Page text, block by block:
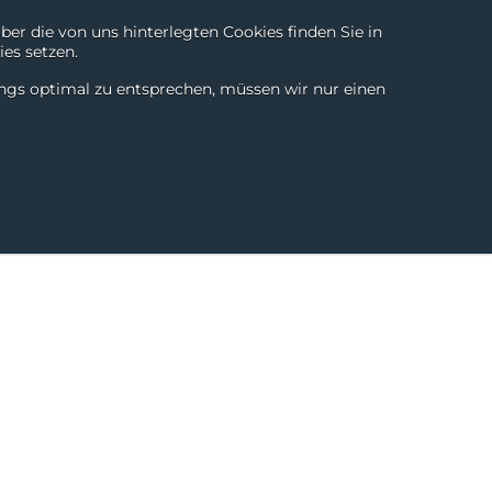
die von uns hinterlegten Cookies finden Sie in
setzen.
optimal zu entsprechen, müssen wir nur einen
Technologien
News & Blogs Über uns